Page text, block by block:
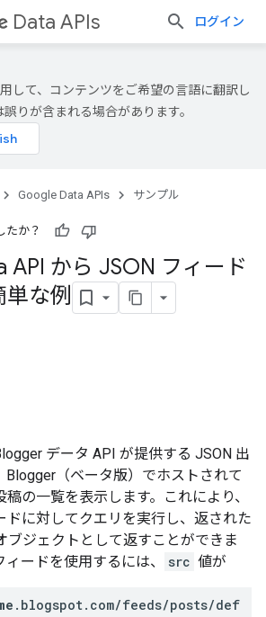
Data APIs ログイン
して、コンテンツをご希望の言語に翻訳し
りが含まれる場合があります。
Google Data APIs サンプル
たか？
API から JSON フィード
な例
データ API が提供する JSON 出
Blogger（ベータ版）でホストされて
の一覧を表示します。これにより、
ドに対してクエリを実行し、返された
ブジェクトとして返すことができま
ードを使用するには、
src 値が
.blogspot.com/feeds/posts/def